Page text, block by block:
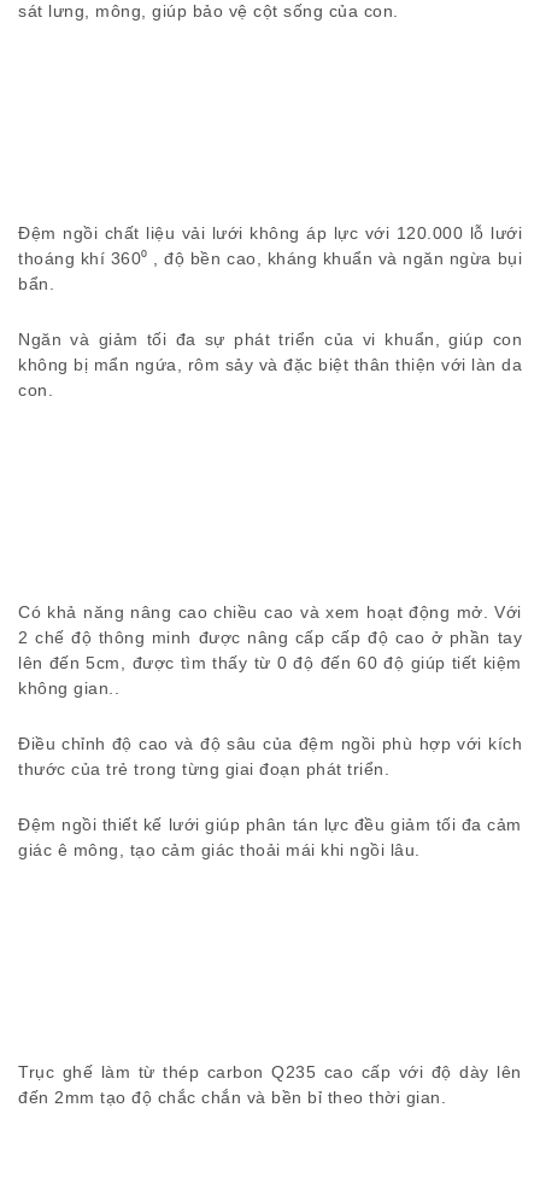
sát lưng, mông, giúp bảo vệ cột sống của con.
Đệm ngồi chất liệu vải lưới không áp lực với 120.000 lỗ lưới
thoáng khí 360⁰ , độ bền cao, kháng khuẩn và ngăn ngừa bụi
bẩn.
Ngăn và giảm tối đa sự phát triển của vi khuẩn, giúp con
không bị mẩn ngứa, rôm sảy và đặc biệt thân thiện với làn da
con.
Có khả năng nâng cao chiều cao và xem hoạt động mở. Với
2 chế độ thông minh được nâng cấp cấp độ cao ở phần tay
lên đến 5cm, được tìm thấy từ 0 độ đến 60 độ giúp tiết kiệm
không gian..
Điều chỉnh độ cao và độ sâu của đệm ngồi phù hợp với kích
thước của trẻ trong từng giai đoạn phát triển.
Đệm ngồi thiết kế lưới giúp phân tán lực đều giảm tối đa cảm
giác ê mông, tạo cảm giác thoải mái khi ngồi lâu.
Trục ghế làm từ thép carbon Q235 cao cấp với độ dày lên
đến 2mm tạo độ chắc chắn và bền bỉ theo thời gian.